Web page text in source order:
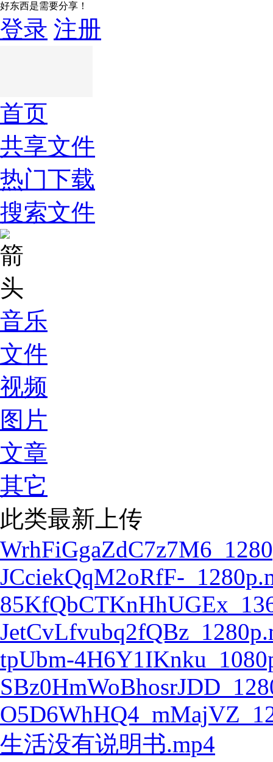
好东西是需要分享！
登录 注册
首页
共享文件
热门下载
搜索文件
音乐
文件
视频
图片
文章
其它
此类最新上传
JCciekQqM2oRfF-
tpUbm-
生活没有说明书.mp4